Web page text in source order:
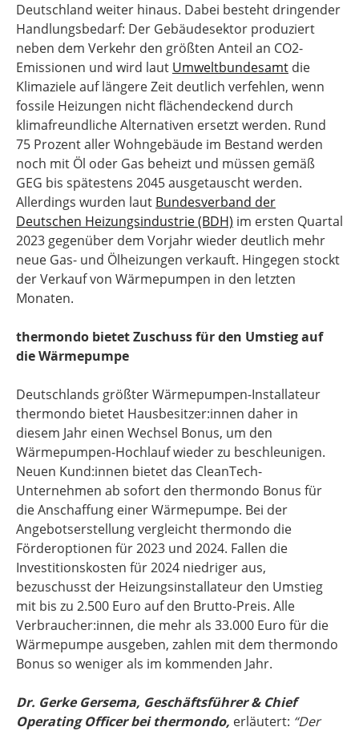
Deutschland weiter hinaus. Dabei besteht dringender
Handlungsbedarf: Der Gebäudesektor produziert
neben dem Verkehr den größten Anteil an CO2-
Emissionen und wird laut Umweltbundesamt die
Klimaziele auf längere Zeit deutlich verfehlen, wenn
fossile Heizungen nicht flächendeckend durch
klimafreundliche Alternativen ersetzt werden. Rund
75 Prozent aller Wohngebäude im Bestand werden
noch mit Öl oder Gas beheizt und müssen gemäß
GEG bis spätestens 2045 ausgetauscht werden.
Allerdings wurden laut Bundesverband der
Deutschen Heizungsindustrie (BDH) im ersten Quartal
2023 gegenüber dem Vorjahr wieder deutlich mehr
neue Gas- und Ölheizungen verkauft. Hingegen stockt
der Verkauf von Wärmepumpen in den letzten
Monaten.
thermondo bietet Zuschuss für den Umstieg auf
die Wärmepumpe
Deutschlands größter Wärmepumpen-Installateur
thermondo bietet Hausbesitzer:innen daher in
diesem Jahr einen Wechsel Bonus, um den
Wärmepumpen-Hochlauf wieder zu beschleunigen.
Neuen Kund:innen bietet das CleanTech-
Unternehmen ab sofort den thermondo Bonus für
die Anschaffung einer Wärmepumpe. Bei der
Angebotserstellung vergleicht thermondo die
Förderoptionen für 2023 und 2024. Fallen die
Investitionskosten für 2024 niedriger aus,
bezuschusst der Heizungsinstallateur den Umstieg
mit bis zu 2.500 Euro auf den Brutto-Preis. Alle
Verbraucher:innen, die mehr als 33.000 Euro für die
Wärmepumpe ausgeben, zahlen mit dem thermondo
Bonus so weniger als im kommenden Jahr.
Dr. Gerke Gersema, Geschäftsführer & Chief
Operating Officer bei thermondo, erläutert: “Der